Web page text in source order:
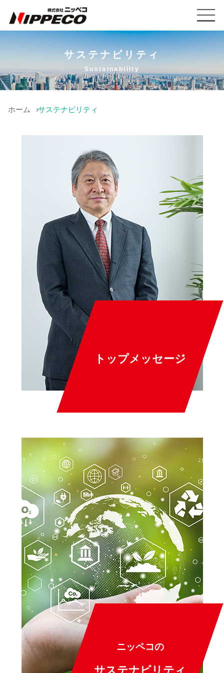
サステナビリティ
Sustainability
ホーム サステナビリティ
トップメッセージ
ニッペコの
サステナビリティ